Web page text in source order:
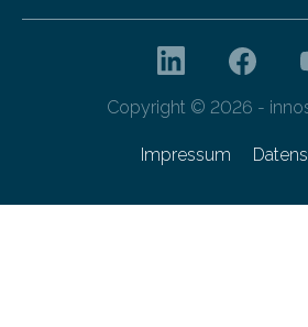
Copyright © 2026 -
Impressum